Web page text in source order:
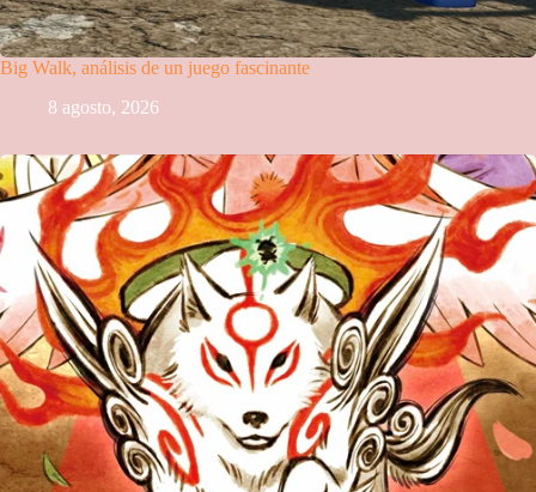
Big Walk, análisis de un juego fascinante
8 agosto, 2026